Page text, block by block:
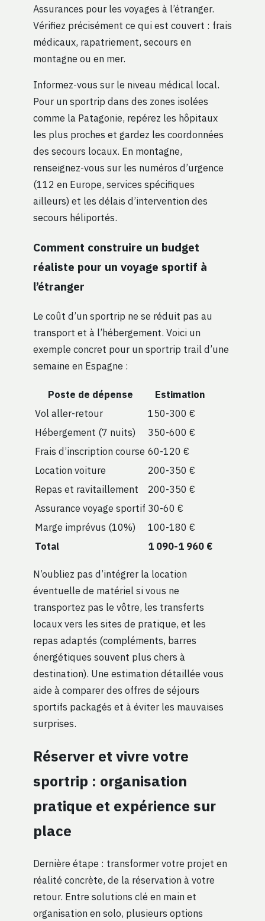
Assurances pour les voyages à l’étranger.
Vérifiez précisément ce qui est couvert : frais
médicaux, rapatriement, secours en
montagne ou en mer.
Informez-vous sur le niveau médical local.
Pour un sportrip dans des zones isolées
comme la Patagonie, repérez les hôpitaux
les plus proches et gardez les coordonnées
des secours locaux. En montagne,
renseignez-vous sur les numéros d’urgence
(112 en Europe, services spécifiques
ailleurs) et les délais d’intervention des
secours héliportés.
Comment construire un budget
réaliste pour un voyage sportif à
l’étranger
Le coût d’un sportrip ne se réduit pas au
transport et à l’hébergement. Voici un
exemple concret pour un sportrip trail d’une
semaine en Espagne :
Poste de dépense
Estimation
Vol aller-retour
150-300 €
Hébergement (7 nuits)
350-600 €
Frais d’inscription course 60-120 €
Location voiture
200-350 €
Repas et ravitaillement
200-350 €
Assurance voyage sportif 30-60 €
Marge imprévus (10%)
100-180 €
Total
1 090-1 960 €
N’oubliez pas d’intégrer la location
éventuelle de matériel si vous ne
transportez pas le vôtre, les transferts
locaux vers les sites de pratique, et les
repas adaptés (compléments, barres
énergétiques souvent plus chers à
destination). Une estimation détaillée vous
aide à comparer des offres de séjours
sportifs packagés et à éviter les mauvaises
surprises.
Réserver et vivre votre
sportrip : organisation
pratique et expérience sur
place
Dernière étape : transformer votre projet en
réalité concrète, de la réservation à votre
retour. Entre solutions clé en main et
organisation en solo, plusieurs options